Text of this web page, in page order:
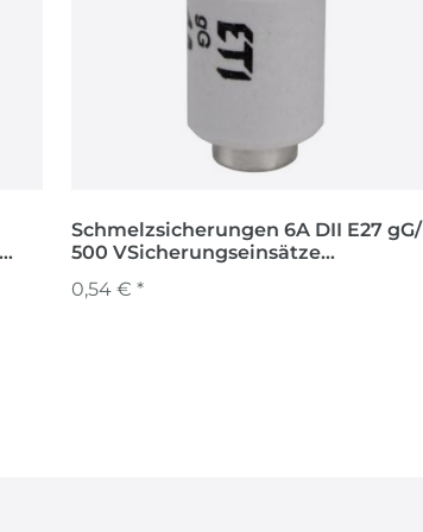
Schmelzsicherungen 6A DII E27 gG/
500 VSicherungseinsätze
0,54 € *